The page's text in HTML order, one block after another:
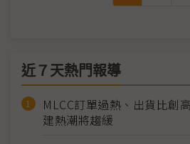
近７天熱門報導
MLCC訂單過熱、出貨比
建熱潮將趨緩